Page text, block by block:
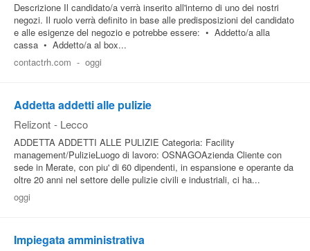
Descrizione Il candidato/a verrà inserito all'interno di uno dei nostri
negozi. Il ruolo verrà definito in base alle predisposizioni del candidato
e alle esigenze del negozio e potrebbe essere: • Addetto/a alla
cassa • Addetto/a al box...
contactrh.com - oggi
Addetta addetti alle pulizie
Relizont - Lecco
ADDETTA ADDETTI ALLE PULIZIE Categoria: Facility
management/PulizieLuogo di lavoro: OSNAGOAzienda Cliente con
sede in Merate, con piu' di 60 dipendenti, in espansione e operante da
oltre 20 anni nel settore delle pulizie civili e industriali, ci ha...
oggi
Impiegata amministrativa